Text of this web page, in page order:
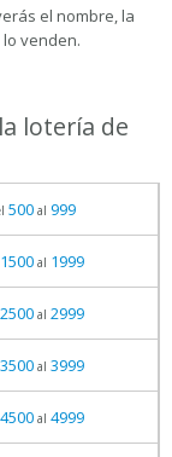
el nombre, la
venden.
lotería de
500al 999
1500al 1999
2500al 2999
3500al 3999
4500al 4999